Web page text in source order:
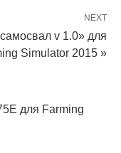
NEXT
v 1.0» для
Simulator 2015 »
для Farming